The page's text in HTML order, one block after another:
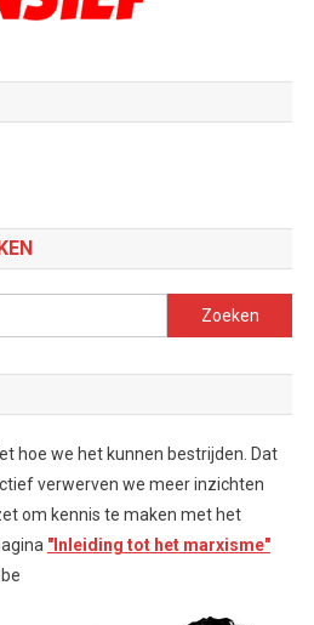
Zoeken
naar:
hoe we het kunnen bestrijden. Dat
verwerven we meer inzichten
om kennis te maken met het
"Inleiding tot het marxisme"